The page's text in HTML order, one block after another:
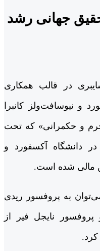
جهانی رشد
در قالب همکاری
و نیوسافت‌ولز کانبرا
و حکمرانی» که تحت
در دانشگاه آکسفورد و
مالی شده است.
به پروفسور ریدی
نایجل فیر از
کرد.